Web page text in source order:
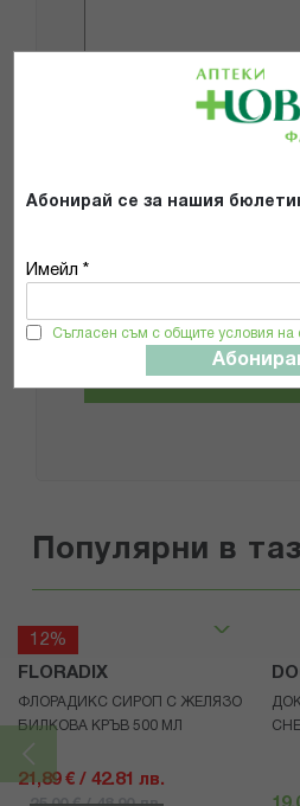
Абонирай се за нашия
Имейл *
Съгласен съм с общите условия на
Добави снимки
Препоръчвам
Общите условия и
Популярни в
12%
FLORADIX
ФЛОРАДИКС СИРОП С ЖЕЛЯЗО
БИЛКОВА КРЪВ 500 МЛ
21,89 € / 42.81 лв.